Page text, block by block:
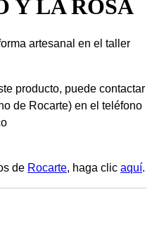
Y LA ROSA
artesanal en el taller
producto, puede contactar
de Rocarte) en el teléfono
de Rocarte, haga clic aquí.